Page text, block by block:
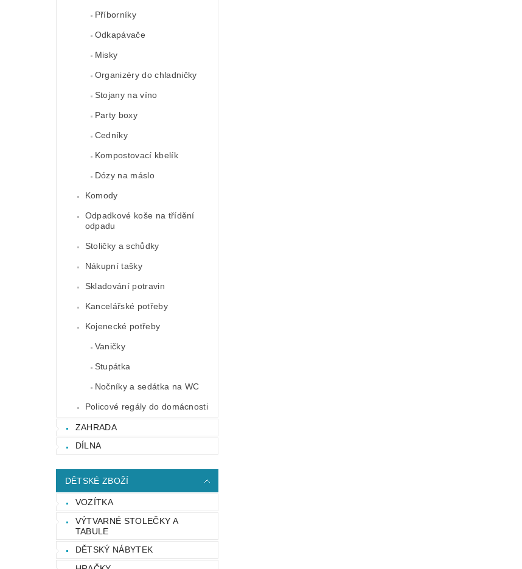
Příborníky
Odkapávače
Misky
Organizéry do chladničky
Stojany na víno
Party boxy
Cedníky
Kompostovací kbelík
Dózy na máslo
Komody
Odpadkové koše na třídění
odpadu
Stoličky a schůdky
Nákupní tašky
Skladování potravin
Kancelářské potřeby
Kojenecké potřeby
Vaničky
Stupátka
Nočníky a sedátka na WC
Policové regály do domácnosti
ZAHRADA
DÍLNA
DĚTSKÉ ZBOŽÍ
VOZÍTKA
VÝTVARNÉ STOLEČKY A
TABULE
DĚTSKÝ NÁBYTEK